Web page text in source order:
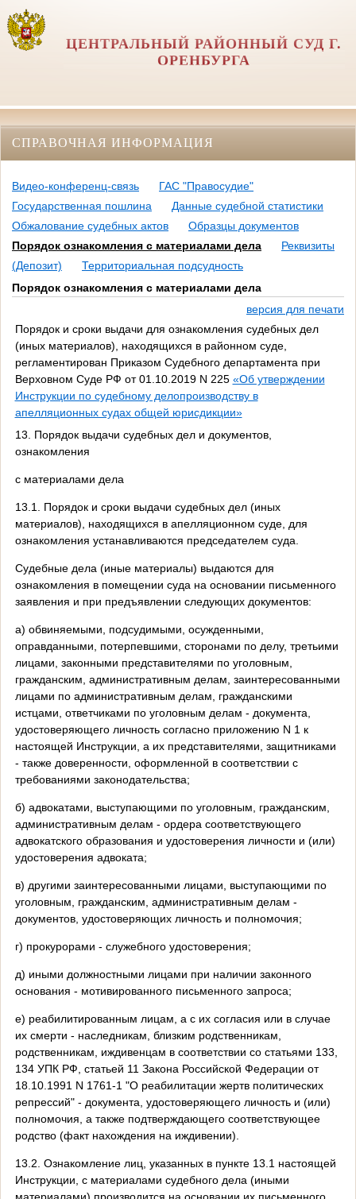
ЦЕНТРАЛЬНЫЙ РАЙОННЫЙ СУД Г.
ОРЕНБУРГА
СПРАВОЧНАЯ ИНФОРМАЦИЯ
Видео-конференц-связь
ГАС "Правосудие"
Государственная пошлина
Данные судебной статистики
Обжалование судебных актов
Образцы документов
Порядок ознакомления с материалами дела
Реквизиты
(Депозит)
Территориальная подсудность
Порядок ознакомления с материалами дела
версия для печати
Порядок и сроки выдачи для ознакомления судебных дел
(иных материалов), находящихся в районном суде,
регламентирован Приказом Судебного департамента при
Верховном Суде РФ от 01.10.2019 N 225 «Об утверждении
Инструкции по судебному делопроизводству в
апелляционных судах общей юрисдикции»
13. Порядок выдачи судебных дел и документов,
ознакомления
с материалами дела
13.1. Порядок и сроки выдачи судебных дел (иных
материалов), находящихся в апелляционном суде, для
ознакомления устанавливаются председателем суда.
Судебные дела (иные материалы) выдаются для
ознакомления в помещении суда на основании письменного
заявления и при предъявлении следующих документов:
а) обвиняемыми, подсудимыми, осужденными,
оправданными, потерпевшими, сторонами по делу, третьими
лицами, законными представителями по уголовным,
гражданским, административным делам, заинтересованными
лицами по административным делам, гражданскими
истцами, ответчиками по уголовным делам - документа,
удостоверяющего личность согласно приложению N 1 к
настоящей Инструкции, а их представителями, защитниками
- также доверенности, оформленной в соответствии с
требованиями законодательства;
б) адвокатами, выступающими по уголовным, гражданским,
административным делам - ордера соответствующего
адвокатского образования и удостоверения личности и (или)
удостоверения адвоката;
в) другими заинтересованными лицами, выступающими по
уголовным, гражданским, административным делам -
документов, удостоверяющих личность и полномочия;
г) прокурорами - служебного удостоверения;
д) иными должностными лицами при наличии законного
основания - мотивированного письменного запроса;
е) реабилитированным лицам, а с их согласия или в случае
их смерти - наследникам, близким родственникам,
родственникам, иждивенцам в соответствии со статьями 133,
134 УПК РФ, статьей 11 Закона Российской Федерации от
18.10.1991 N 1761-1 "О реабилитации жертв политических
репрессий" - документа, удостоверяющего личность и (или)
полномочия, а также подтверждающего соответствующее
родство (факт нахождения на иждивении).
13.2. Ознакомление лиц, указанных в пункте 13.1 настоящей
Инструкции, с материалами судебного дела (иными
материалами) производится на основании их письменного